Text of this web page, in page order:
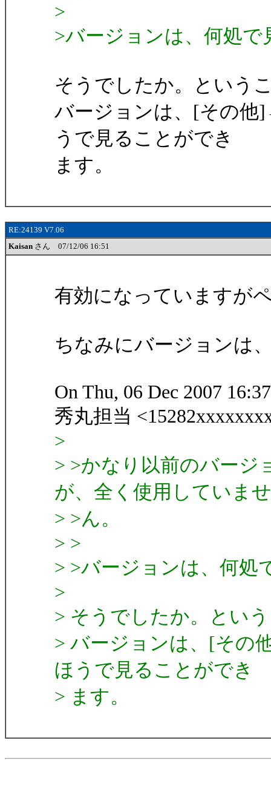
>
>バージョンは、何処
そうでしたか。という
バージョンは、[その
うで見ることができ
ます。
RE:24139 V7.06
Kaisan さん 07/12/06 16:51
有効になっていますが
ちなみにバージョンは
On Thu, 06 Dec 2007
秀丸担当
>
> >かなり以前のバージ
が、全く使用していませ
> >ん。
> >
> >バージョンは、何処
>
> そうでしたか。とい
> バージョンは、[そ
ほうで見ることができ
> ます。